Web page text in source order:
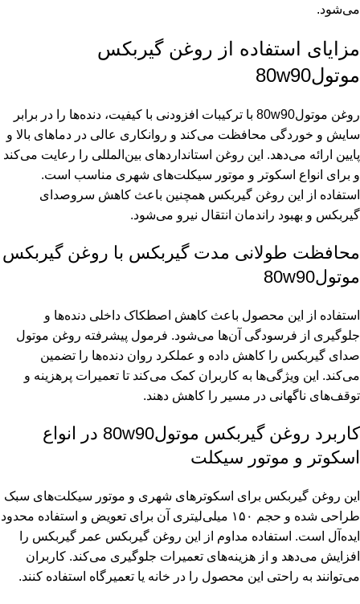
می‌شود.
مزایای استفاده از روغن گیربکس
موتول80w90
روغن موتول80w90 با ترکیبات افزودنی با کیفیت، دنده‌ها را در برابر
سایش و خوردگی محافظت می‌کند و روانکاری عالی در دماهای بالا و
پایین ارائه می‌دهد. این روغن استانداردهای بین‌المللی را رعایت می‌کند
و برای انواع اسکوتر و موتور سیکلت‌های شهری مناسب است.
استفاده از این روغن گیربکس همچنین باعث کاهش سروصدای
گیربکس و بهبود راندمان انتقال نیرو می‌شود.
محافظت طولانی مدت گیربکس با روغن گیربکس
موتول80w90
استفاده از این محصول باعث کاهش اصطکاک داخلی دنده‌ها و
جلوگیری از فرسودگی آن‌ها می‌شود. فرمول پیشرفته روغن موتول
صدای گیربکس را کاهش داده و عملکرد روان دنده‌ها را تضمین
می‌کند. این ویژگی‌ها به کاربران کمک می‌کند تا تعمیرات پرهزینه و
توقف‌های ناگهانی در مسیر را کاهش دهند.
کاربرد روغن گیربکس موتول80w90 در انواع
اسکوتر و موتور سیکلت
این روغن گیربکس برای اسکوترهای شهری و موتور سیکلت‌های سبک
طراحی شده و حجم ۱۵۰ میلی‌لیتری آن برای تعویض و استفاده محدود
ایده‌آل است. استفاده مداوم از این روغن گیربکس عمر گیربکس را
افزایش می‌دهد و از هزینه‌های تعمیرات جلوگیری می‌کند. کاربران
می‌توانند به راحتی این محصول را در خانه یا تعمیرگاه استفاده کنند.